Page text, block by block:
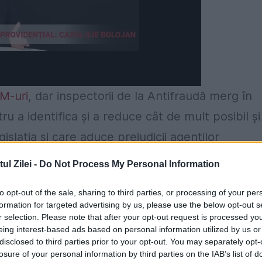
Zilei - Do Not Process My Personal Information
opt-out of the sale, sharing to third parties, or processing of your
for targeted advertising by us, please use the below opt-out
selection. Please note that after your opt-out request is processed
interest-based ads based on personal information utilized by us
to third parties prior to your opt-out. You may separately
of your personal information by third parties on the IAB’s list of
uri, dar inspectorii de la Antifraudă merg în
a identifica și a reduce cât de mult posibil și
și care aduce prejudicii agenților
urile se vor extinde la nivelul întregii țări în
maximum această practică. Au fost selectate
să fie verificate în lunile următoare”, a
comunicatelor ANAF, vizate sunt
auto, transport, pază și protecție,